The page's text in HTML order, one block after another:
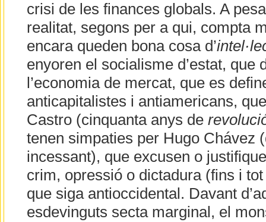
crisi de les finances globals. A
realitat, segons per a qui, compta
encara queden bona cosa d’
enyoren el socialisme d’estat, que
l’economia de mercat, que es
anticapitalistes i antiamericans,
Castro (cinquanta anys de
tenen simpaties per Hugo Chávez
incessant), que excusen o
crim, opressió o dictadura (fins i
que siga antioccidental. Davant
esdevinguts secta marginal, el